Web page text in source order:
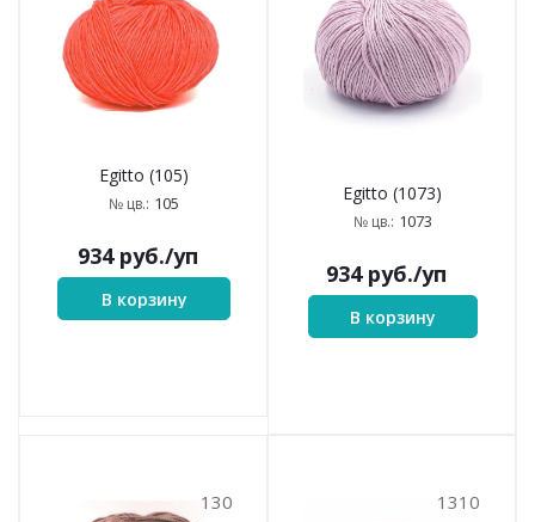
Egitto (105)
№ цв.: 105
934руб./уп
В корзину
Egitto (1073)
№ цв.: 1073
934руб./уп
В корзину
130 1310